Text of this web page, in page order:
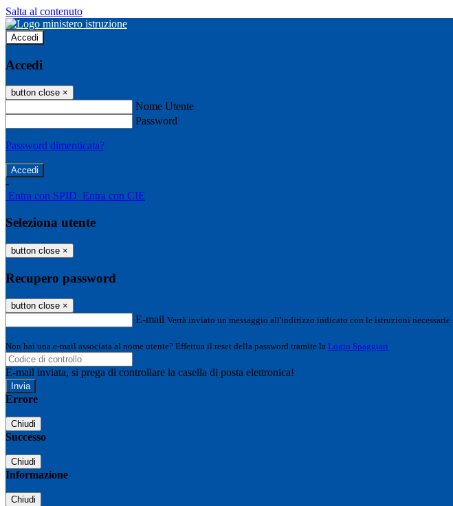
Salta al contenuto
Accedi
Accedi
button close ×
Nome Utente
Password
Password dimenticata?
-
Entra con SPID Entra con CIE
Seleziona utente
button close ×
Recupero password
button close ×
E-mail Verrà inviato un messaggio all'indirizzo indicato con le istruzioni necessarie.
Non hai una e-mail associata al nome utente? Effettua il reset della password tramite la Login Spaggiari
E-mail inviata, si prega di controllare la casella di posta elettronica!
Errore
Chiudi
Successo
Chiudi
Informazione
Chiudi